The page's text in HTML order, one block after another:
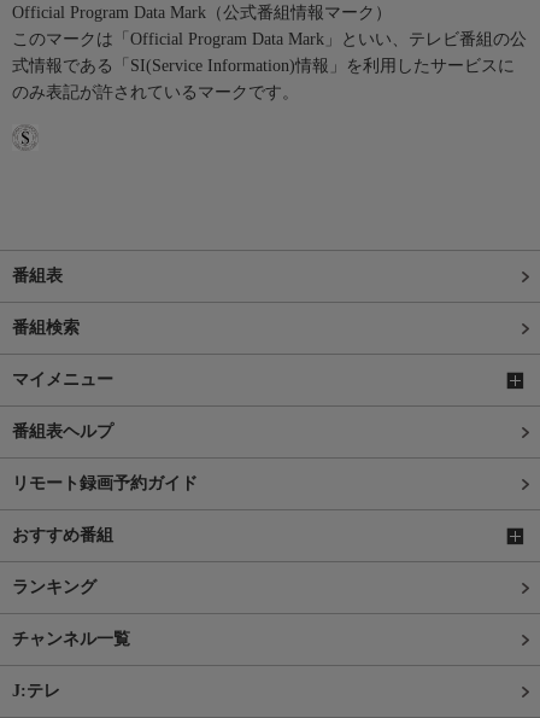
Official Program Data Mark（公式番組情報マーク）
このマークは「Official Program Data Mark」といい、テレビ番組の公
式情報である「SI(Service Information)情報」を利用したサービスに
のみ表記が許されているマークです。
番組表
番組検索
マイメニュー
番組表ヘルプ
リモート録画予約ガイド
おすすめ番組
ランキング
チャンネル一覧
J:テレ